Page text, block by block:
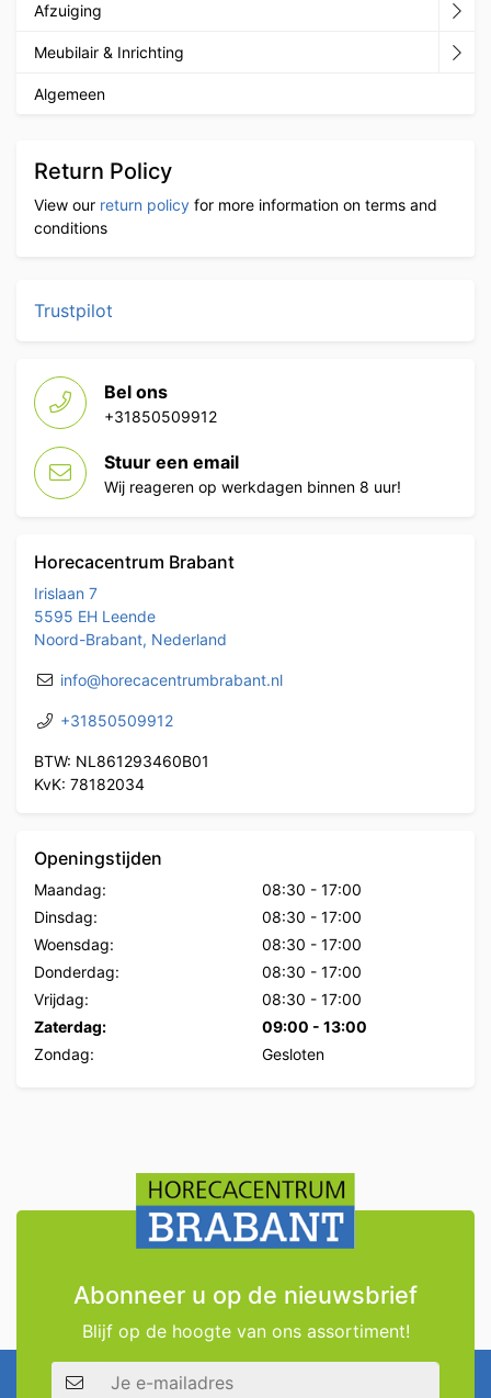
Afzuiging
Meubilair & Inrichting
Algemeen
Return Policy
View our return policy for more information on terms and
conditions
Trustpilot
Bel ons
+31850509912
Stuur een email
Wij reageren op werkdagen binnen 8 uur!
Horecacentrum Brabant
Irislaan 7
5595 EH Leende
Noord-Brabant, Nederland
info@horecacentrumbrabant.nl
+31850509912
BTW: NL861293460B01
KvK: 78182034
Openingstijden
Maandag: 08:30 - 17:00
Dinsdag:
08:30 - 17:00
Woensdag:
08:30 - 17:00
Donderdag:
08:30 - 17:00
Vrijdag:
08:30 - 17:00
Zaterdag:
09:00 - 13:00
Zondag:
Gesloten
Abonneer u op de nieuwsbrief
Blijf op de hoogte van ons assortiment!
E-mailadres